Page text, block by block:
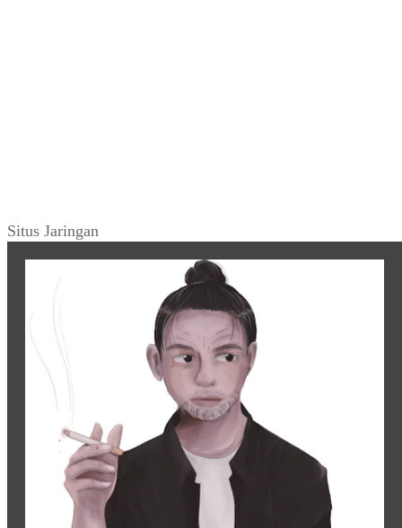
Situs Jaringan